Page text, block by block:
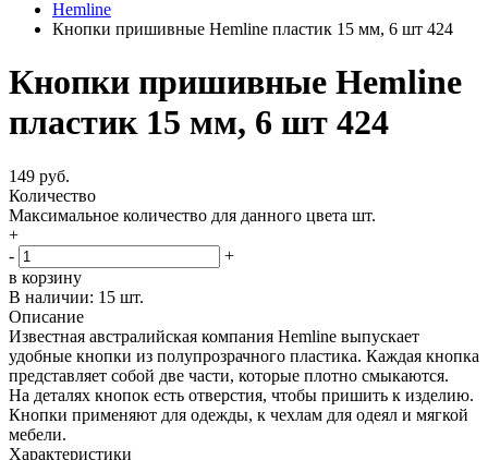
Hemline
Кнопки пришивные Hemline пластик 15 мм, 6 шт 424
Кнопки пришивные Hemline
пластик 15 мм, 6 шт 424
149 руб.
Количество
Максимальное количество для данного цвета шт.
+
-
+
в корзину
В наличии: 15 шт.
Описание
Известная австралийская компания Hemline выпускает
удобные кнопки из полупрозрачного пластика. Каждая кнопка
представляет собой две части, которые плотно смыкаются.
На деталях кнопок есть отверстия, чтобы пришить к изделию.
Кнопки применяют для одежды, к чехлам для одеял и мягкой
мебели.
Характеристики